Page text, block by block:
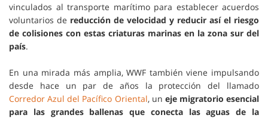
vinculados al transporte marítimo para establecer acuerdos
voluntarios de reducción de velocidad y reducir así el riesgo
de colisiones con estas criaturas marinas en la zona sur del
país.
En una mirada más amplia, WWF también viene impulsando
desde hace un par de años la protección del llamado
Corredor Azul del Pacífico Oriental, un eje migratorio esencial
para las grandes ballenas que conecta las aguas de la